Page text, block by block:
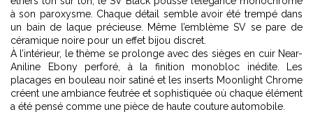
à son paroxysme. Chaque détail semble avoir été trempé dans
un bain de laque précieuse. Même l’emblème SV se pare de
céramique noire pour un effet bijou discret.
À l’intérieur, le thème se prolonge avec des sièges en cuir Near-
Aniline Ebony perforé, à la finition monobloc inédite. Les
placages en bouleau noir satiné et les inserts Moonlight Chrome
créent une ambiance feutrée et sophistiquée où chaque élément
a été pensé comme une pièce de haute couture automobile.